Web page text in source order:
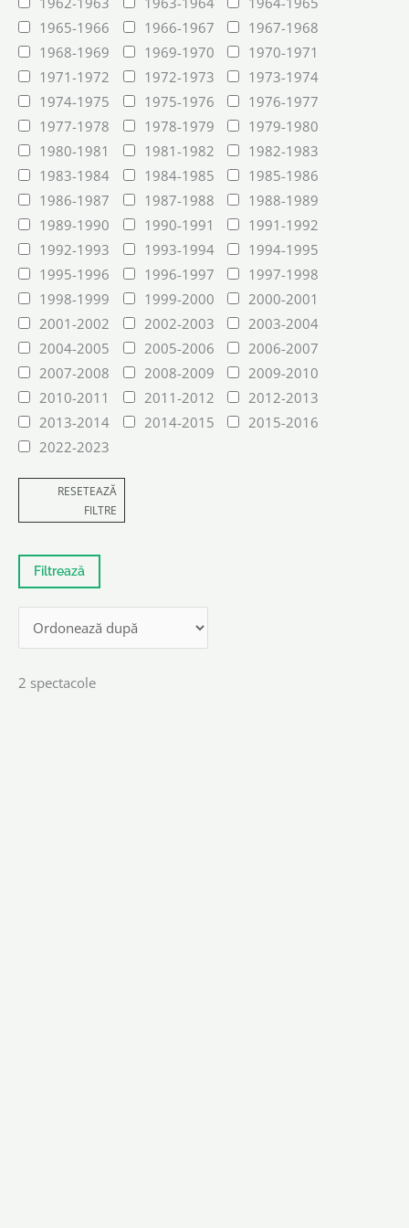
1965-1966
1966-1967
1967-1968
1968-1969
1969-1970
1970-1971
1971-1972
1972-1973
1973-1974
1974-1975
1975-1976
1976-1977
1977-1978
1978-1979
1979-1980
1980-1981
1981-1982
1982-1983
1983-1984
1984-1985
1985-1986
1986-1987
1987-1988
1988-1989
1989-1990
1990-1991
1991-1992
1992-1993
1993-1994
1994-1995
1995-1996
1996-1997
1997-1998
1998-1999
1999-2000
2000-2001
2001-2002
2002-2003
2003-2004
2004-2005
2005-2006
2006-2007
2007-2008
2008-2009
2009-2010
2010-2011
2011-2012
2012-2013
2013-2014
2014-2015
2015-2016
2022-2023
RESETEAZĂ
FILTRE
2 spectacole